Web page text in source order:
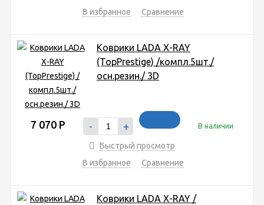
В избранное
Сравнение
Коврики LADA X-RAY
(TopPrestige) /компл.5шт./
осн.резин./ 3D
7 070 Р - + В наличии
Быстрый просмотр
В избранное
Сравнение
Коврики LADA X-RAY /